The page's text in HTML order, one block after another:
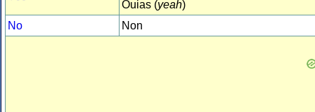
Ouias (yeah)
No
Non